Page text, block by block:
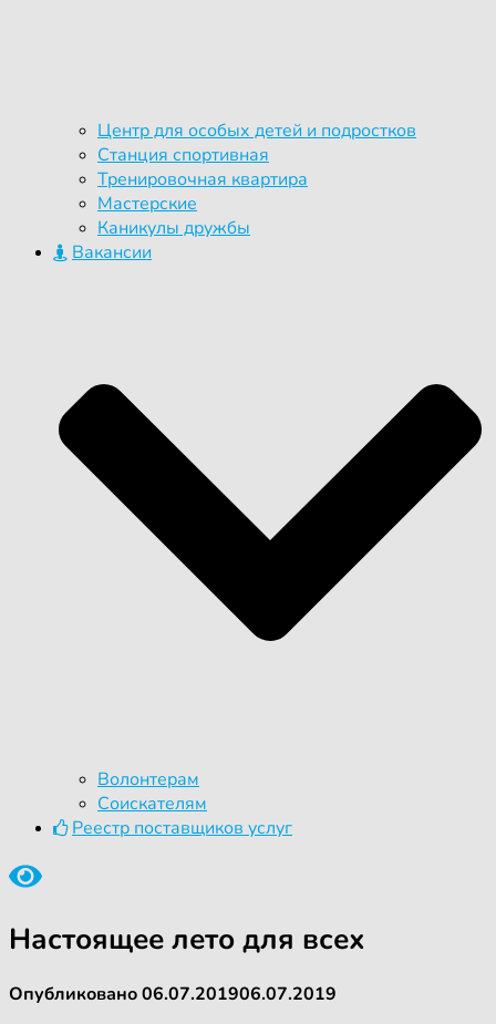
Центр для особых детей и подростков
Станция спортивная
Тренировочная квартира
Мастерские
Каникулы дружбы
Вакансии
Волонтерам
Соискателям
Реестр поставщиков услуг
Настоящее лето для всех
Опубликовано06.07.201906.07.2019